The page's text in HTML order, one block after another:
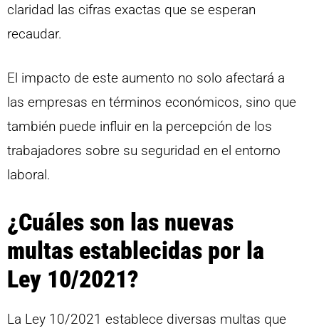
claridad las cifras exactas que se esperan
recaudar.
El impacto de este aumento no solo afectará a
las empresas en términos económicos, sino que
también puede influir en la percepción de los
trabajadores sobre su seguridad en el entorno
laboral.
¿Cuáles son las nuevas
multas establecidas por la
Ley 10/2021?
La Ley 10/2021 establece diversas multas que